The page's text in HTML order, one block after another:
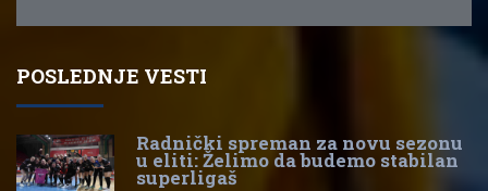
POSLEDNJE VESTI
Radnički spreman za novu sezonu
u eliti: Želimo da budemo stabilan
superligaš